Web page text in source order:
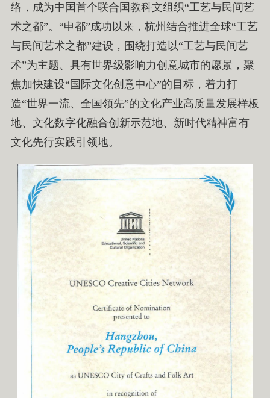
络，成为中国首个联合国教科文组织“工艺与民间艺
术之都”。“申都”成功以来，杭州结合推进全球“工艺
与民间艺术之都”建设，围绕打造以“工艺与民间艺
术”为主题、具有世界级影响力创意城市的愿景，聚
焦加快建设“国际文化创意中心”的目标，着力打
造“世界一流、全国领先”的文化产业高质量发展样板
地、文化数字化融合创新示范地、新时代精神富有
文化先行实践引领地。